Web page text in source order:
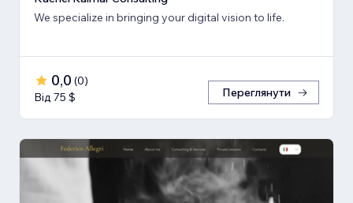
We specialize in bringing your digital vision to life.
0,0 (0)
Від 75 $
Переглянути